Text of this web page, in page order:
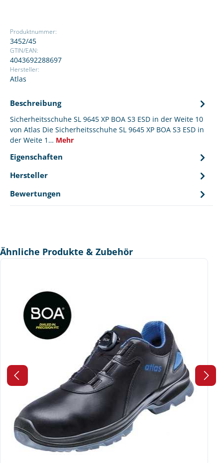
Produktnummer:
3452/45
GTIN/EAN:
4043692288697
Hersteller:
Atlas
Beschreibung
Sicherheitsschuhe SL 9645 XP BOA S3 ESD in der Weite 10
von Atlas Die Sicherheitsschuhe SL 9645 XP BOA S3 ESD in
der Weite 1… Mehr
Eigenschaften
Hersteller
Bewertungen
Produktgalerie überspringen
Ähnliche Produkte & Zubehör